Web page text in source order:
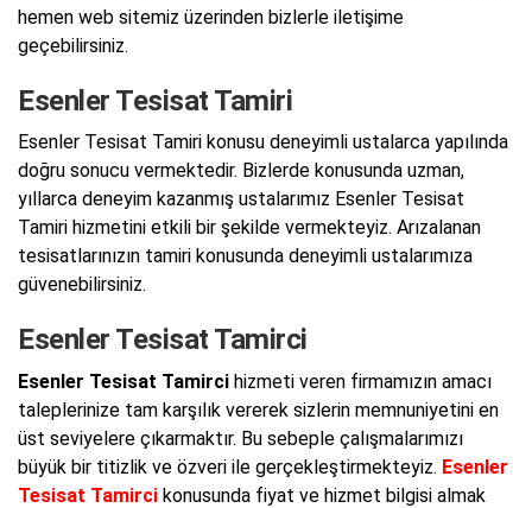
hemen web sitemiz üzerinden bizlerle iletişime
geçebilirsiniz.
Esenler Tesisat Tamiri
Esenler Tesisat Tamiri konusu deneyimli ustalarca yapılında
doğru sonucu vermektedir. Bizlerde konusunda uzman,
yıllarca deneyim kazanmış ustalarımız Esenler Tesisat
Tamiri hizmetini etkili bir şekilde vermekteyiz. Arızalanan
tesisatlarınızın tamiri konusunda deneyimli ustalarımıza
güvenebilirsiniz.
Esenler Tesisat Tamirci
Esenler Tesisat Tamirci hizmeti veren firmamızın amacı
taleplerinize tam karşılık vererek sizlerin memnuniyetini en
üst seviyelere çıkarmaktır. Bu sebeple çalışmalarımızı
büyük bir titizlik ve özveri ile gerçekleştirmekteyiz. Esenler
Tesisat Tamirci konusunda fiyat ve hizmet bilgisi almak